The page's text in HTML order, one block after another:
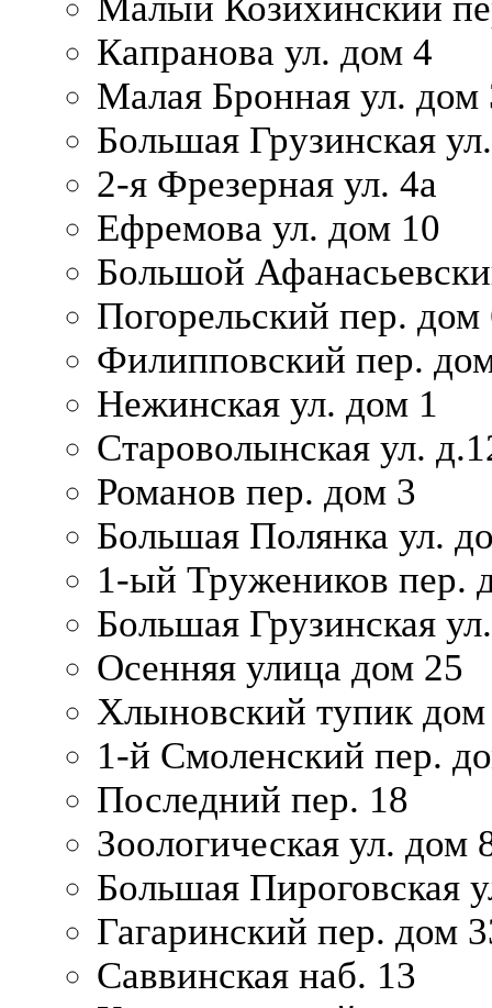
Капранова ул. дом 4
Малая Бронная ул. дом
Большая Грузинская
2-я Фрезерная ул. 4а
Ефремова ул. дом 10
Большой
Погорельский пер. дом
Филипповский пер.
Нежинская ул. дом 1
Староволынская ул.
Романов пер. дом 3
Большая Полянка ул.
1-ый Тружеников пер.
Большая Грузинская
Осенняя улица дом 25
Хлыновский тупик
1-й Смоленский пер.
Последний пер. 18
Зоологическая ул. дом
Большая Пироговская
Гагаринский пер. дом
Саввинская наб. 13